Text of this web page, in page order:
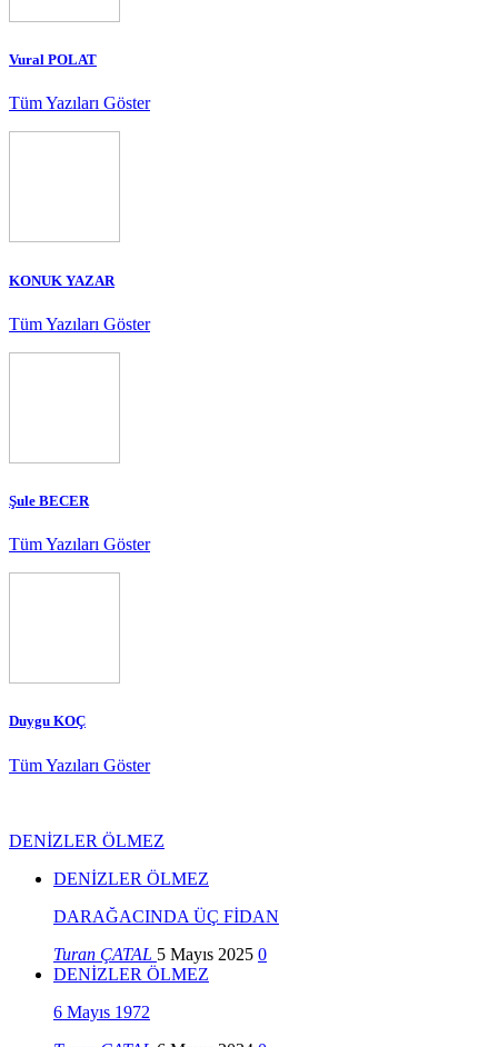
Vural POLAT
Tüm Yazıları Göster
KONUK YAZAR
Tüm Yazıları Göster
Şule BECER
Tüm Yazıları Göster
Duygu KOÇ
Tüm Yazıları Göster
DENİZLER ÖLMEZ
DENİZLER ÖLMEZ
DARAĞACINDA ÜÇ FİDAN
Turan ÇATAL 5 Mayıs 2025 0
DENİZLER ÖLMEZ
6 Mayıs 1972